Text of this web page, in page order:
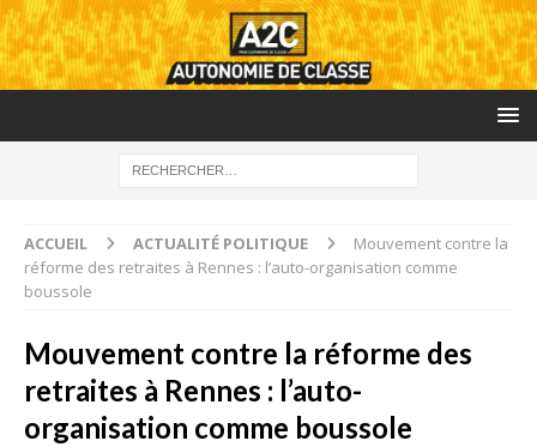
ACCUEIL ACTUALITÉ POLITIQUE
Mouvement contre la
réforme des retraites à Rennes : l’auto-organisation comme
boussole
Mouvement contre la réforme des
retraites à Rennes : l’auto-
organisation comme boussole